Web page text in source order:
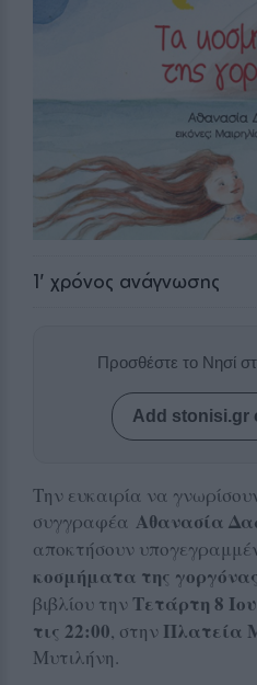
1' χρόνος ανάγνωσης
Προσθέστε το Νησί
Add stonisi.gr
Την ευκαιρία να
συγγραφέα Αθανασία
αποκτήσουν
κοσμήματα της
βιβλίου την Τετάρτη 8
τις 22:00, στην Πλατεία
Μυτιλήνη.